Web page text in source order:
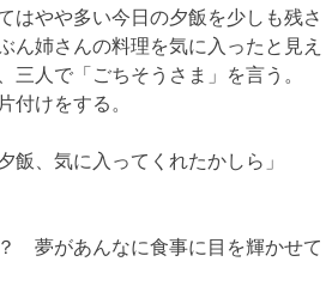
はやや多い今日の夕飯を少しも残さ
ん姉さんの料理を気に入ったと見え
三人で「ごちそうさま」を言う。
付けをする。
飯、気に入ってくれたかしら」
夢があんなに食事に目を輝かせて